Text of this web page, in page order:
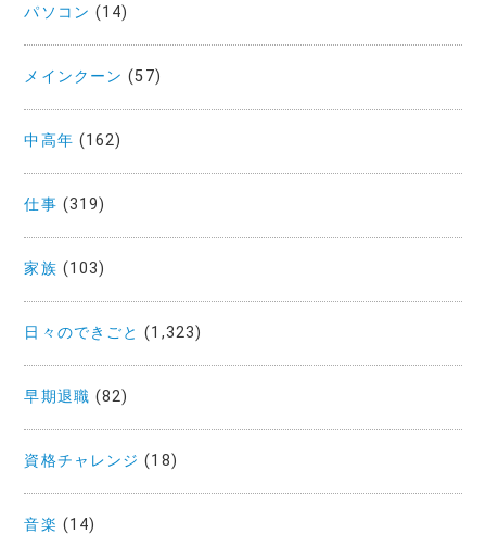
パソコン (14)
メインクーン (57)
中高年 (162)
仕事 (319)
家族 (103)
日々のできごと (1,323)
早期退職 (82)
資格チャレンジ (18)
音楽 (14)